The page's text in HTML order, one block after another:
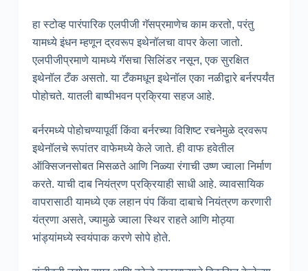
हा स्टोव्ह पारंपारिक एलपीजी गॅसप्रमाणेच काम करतो, परंतु
यामध्ये इंधन म्हणून द्रवरूप इथेनॉलचा वापर केला जातो.
एलपीजीप्रमाणे यामध्ये गॅसचा सिलिंडर नसून, एक सुरक्षित
इथेनॉल टँक असतो. या टँकमधून इथेनॉल एका नळीद्वारे बर्नरपर्यंत
पोहोचते. यातली बाष्पीभवन प्रक्रिया सहज आहे.
बर्नरमध्ये पोहोचण्यापूर्वी किंवा बर्नरच्या विशिष्ट रचनेमुळे द्रवरूप
इथेनॉलचे रूपांतर वाफेमध्ये केले जाते. ही वाफ हवेतील
ऑक्सिजनसोबत मिसळते आणि निळ्या रंगाची उष्ण ज्वाला निर्माण
करते. याची दाब नियंत्रण प्रक्रियाही साधी आहे. व्यावसायिक
वापरासाठी यामध्ये एक लहान पंप किंवा दाबाचे नियंत्रण करणारी
यंत्रणा असते, ज्यामुळे ज्वाला स्थिर राहते आणि मोठ्या
भांड्यांमध्ये स्वयंपाक करणे सोपे होते.